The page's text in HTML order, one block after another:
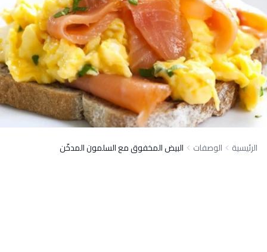
الرئيسية الوصفات البيض المخفوق مع السلمون المدخّن